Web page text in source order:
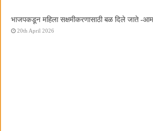
भाजपकडून महिला सक्षमीकरणासाठी बळ दिले जाते -
20th April 2026